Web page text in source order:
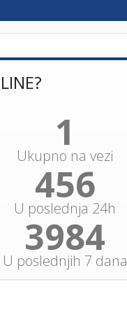
1
Ukupno na vezi
456
U poslednja 24h
3984
U poslednjih 7 dana